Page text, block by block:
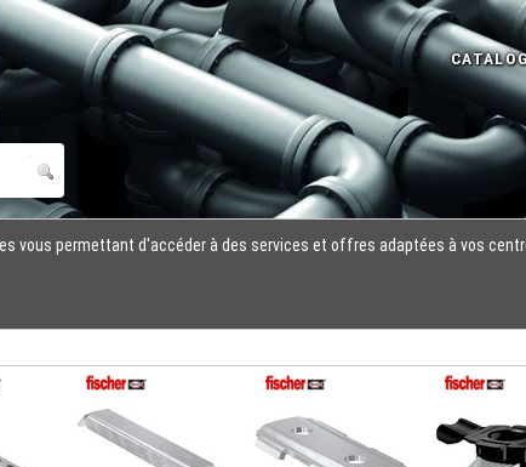
vous permettant d'accéder à des services et offres adaptées à vos